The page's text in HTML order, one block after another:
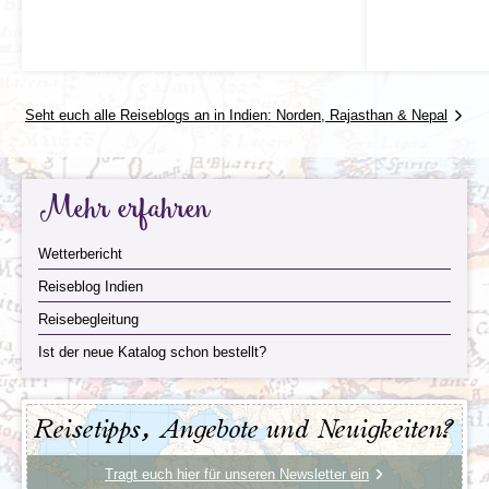
Tag 13 Jaipur - Ranthambore NP
Von Jaipur aus begeben wir uns auf Naturkurs in den
38,- € p.P.
Mehr Informationen
Seht euch alle Reiseblogs an in Indien: Norden, Rajasthan & Nepal
Mehr erfahren
Wetterbericht
Reiseblog Indien
Reisebegleitung
Ist der neue Katalog schon bestellt?
Reisetipps, Angebote und Neuigkeiten?
Tragt euch hier für unseren Newsletter ein